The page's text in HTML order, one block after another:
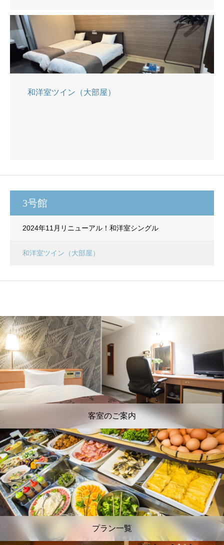
和洋室ツイン（大部屋）
3号館
2024年11月リニューアル！和洋室シングル
和洋室ツイン（大部屋）
客室のご案内
プラン一覧